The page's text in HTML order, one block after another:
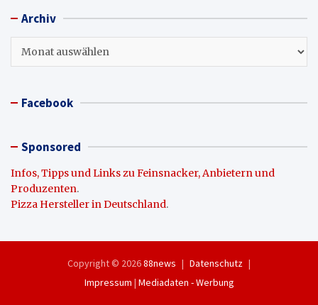
Archiv
Facebook
Sponsored
Infos, Tipps und Links zu Feinsnacker, Anbietern und
Produzenten.
Pizza Hersteller in Deutschland.
Copyright © 202688news
Datenschutz
Impressum | Mediadaten - Werbung